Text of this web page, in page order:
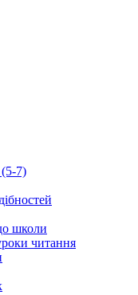
7)
школи
читання